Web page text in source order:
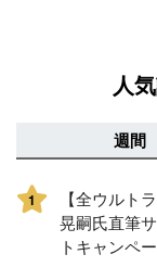
人
週間
1
【全ウルト
晃嗣氏直筆
トキャンペ